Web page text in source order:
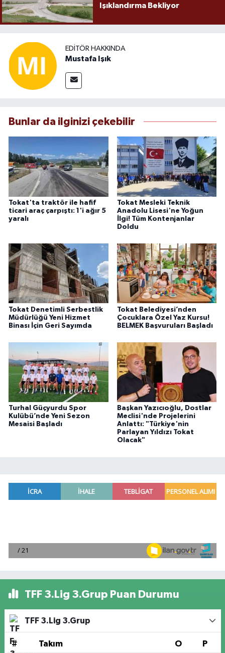
Işıklandırma Bekliyor
EDITÖR HAKKINDA
Mustafa Işık
Bunlar da ilginizi çekebilir
Tokat'ta traktör ile hafif
ticari araç çarpıştı: 1'i ağır 5
yaralı
Tokat Mesleki Teknik
Anadolu Lisesi'ne Yoğun
İlgi! Tüm Kontenjanlar
Doldu
Tokat Denetimli Serbestlik
Müdürlüğü Yeni Hizmet
Binası İçin Geri Sayımda
Tokat Belediyesi’nden
Çocuklara Özel Yaz Kursu!
BELMEK Başvuruları Başladı
Turhal Güçyurdu Spor
Kulübü’nde Yeni Sezon
Mesaisi Başladı
Başkan Yazıcıoğlu, Dostlar
Meclisi'nde Projelerini
Anlattı: "Türkiye'nin
Parlayan Yıldızı Tokat
Olacak"
TFF 3.Lig 3.Grup Puan Durumu
TFF 3.Lig 3.Grup
# Takım O P